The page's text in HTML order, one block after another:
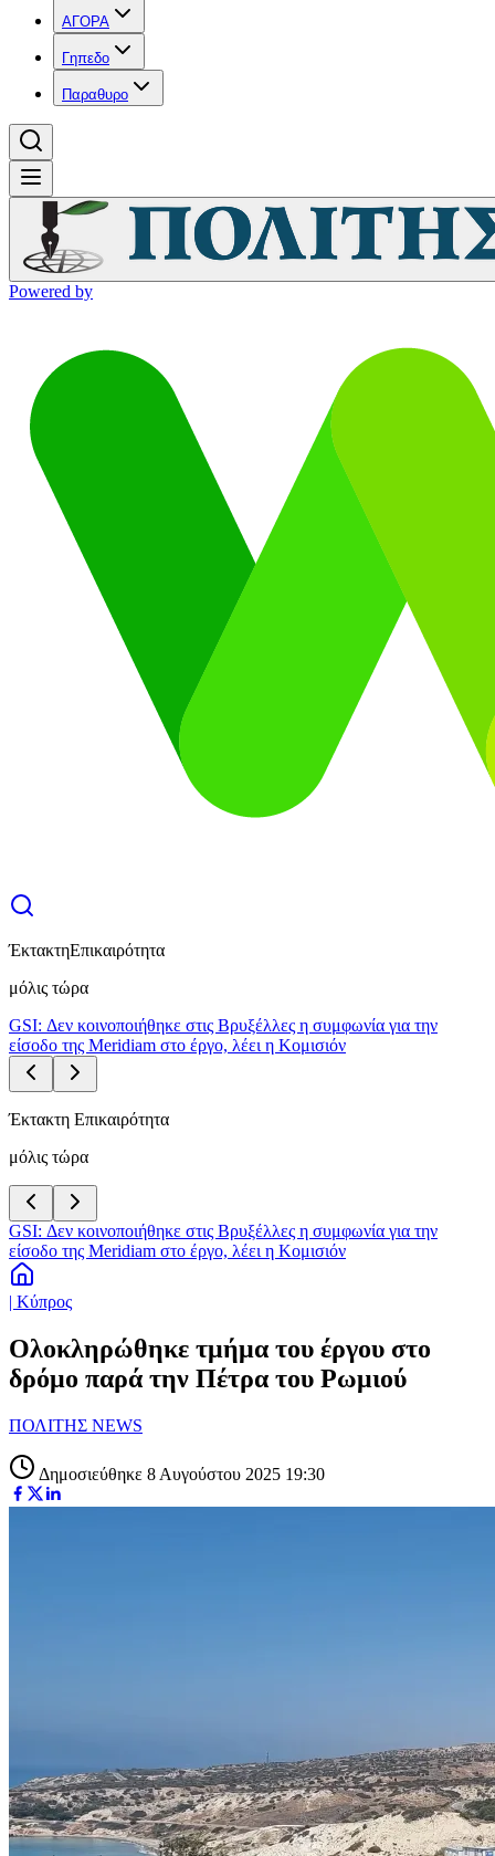
ΑΓΟΡΑ
Γηπεδο
Παραθυρο
Powered by
ΈκτακτηΕπικαιρότητα
μόλις τώρα
GSI: Δεν κοινοποιήθηκε στις Βρυξέλλες η συμφωνία για την
είσοδο της Meridiam στο έργο, λέει η Κομισιόν
Έκτακτη Επικαιρότητα
μόλις τώρα
GSI: Δεν κοινοποιήθηκε στις Βρυξέλλες η συμφωνία για την
είσοδο της Meridiam στο έργο, λέει η Κομισιόν
| Κύπρος
Ολοκληρώθηκε τμήμα του έργου στο
δρόμο παρά την Πέτρα του Ρωμιού
ΠΟΛΙΤΗΣ NEWS
Δημοσιεύθηκε 8 Αυγούστου 2025 19:30